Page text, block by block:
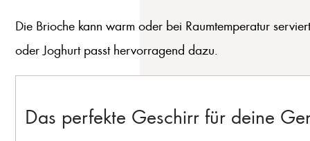
Die Brioche kann warm oder bei Raumtemperatur
oder Joghurt passt hervorragend dazu.
Das perfekte Geschirr für deine